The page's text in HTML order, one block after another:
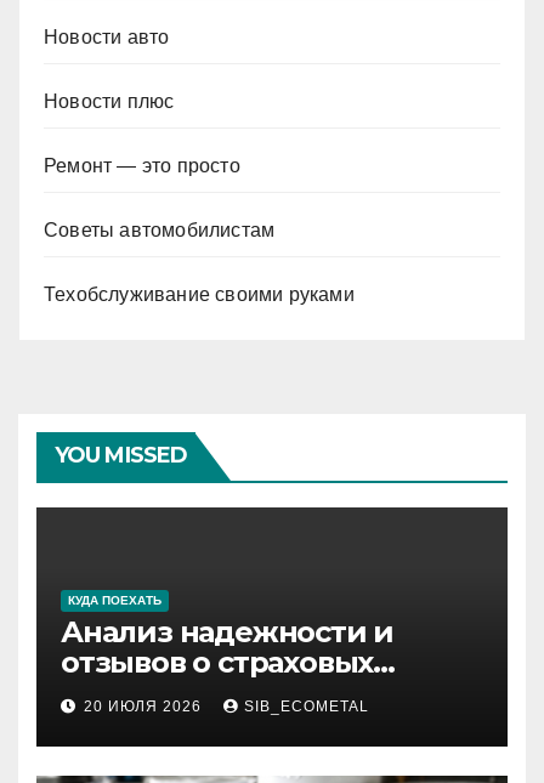
Новости авто
Новости плюс
Ремонт — это просто
Советы автомобилистам
Техобслуживание своими руками
YOU MISSED
КУДА ПОЕХАТЬ
Анализ надежности и
отзывов о страховых
компаниях по итогам 2026
года
20 ИЮЛЯ 2026 SIB_ECOMETAL